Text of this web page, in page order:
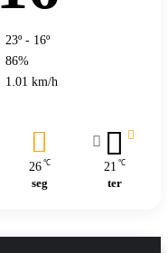
23º - 16º
86%
1.01 km/h
26 ℃
seg
21 ℃
ter